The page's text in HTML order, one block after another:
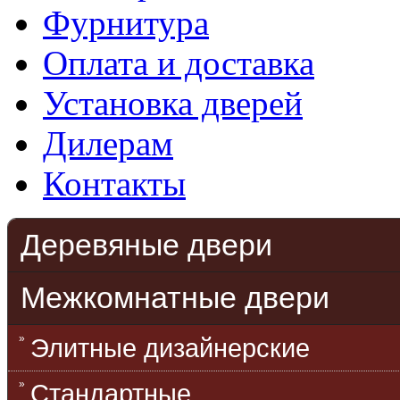
Фурнитура
Оплата и доставка
Установка дверей
Дилерам
Контакты
Деревяные двери
Межкомнатные двери
Элитные дизайнерские
Стандартные